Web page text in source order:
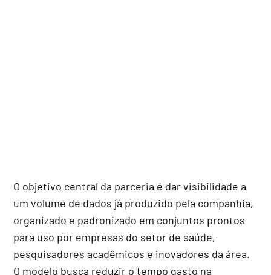
O objetivo central da parceria é dar visibilidade a
um volume de dados já produzido pela companhia,
organizado e padronizado em conjuntos prontos
para uso por empresas do setor de saúde,
pesquisadores acadêmicos e inovadores da área.
O modelo busca reduzir o tempo gasto na